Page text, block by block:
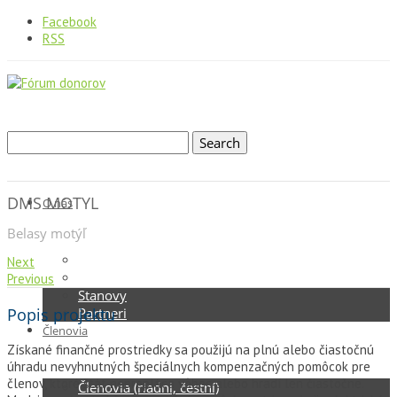
Facebook
RSS
O nás
Stanovy
Partneri
Členovia
Členovia (riadni, čestní)
DMS MOTYL
Belasy motýľ
Next
Previous
Popis projektu
Získané finančné prostriedky sa použijú na plnú alebo čiastočnú
úhradu nevyhnutných špeciálnych kompenzačných pomôcok pre
členov, ktoré štát neprepláca vôbec alebo hradí len čiastočne.